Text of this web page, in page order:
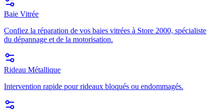
Baie Vitrée
Confiez la réparation de vos baies vitrées à Store 2000, spécialiste
du dépannage et de la motorisation.
Rideau Métallique
Intervention rapide pour rideaux bloqués ou endommagés.